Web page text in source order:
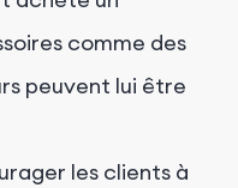
comme des
peuvent lui être
les clients à